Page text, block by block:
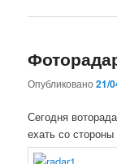
Опубликовано21/
Сегодня
ехать со